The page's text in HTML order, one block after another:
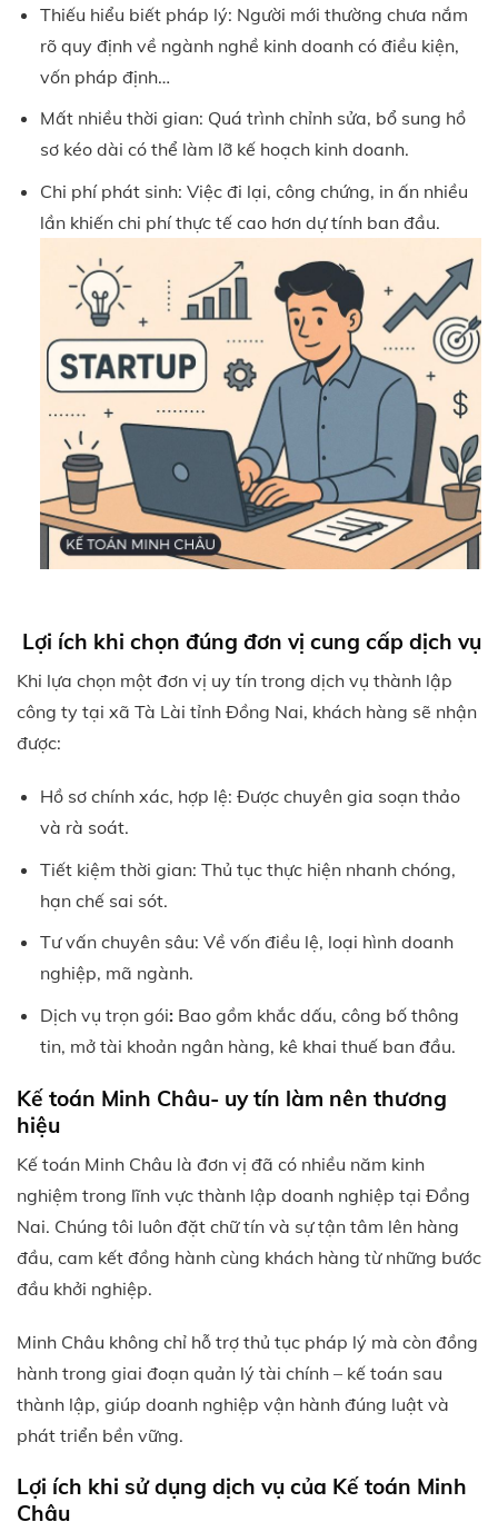
Thiếu hiểu biết pháp lý: Người mới thường chưa nắm
rõ quy định về ngành nghề kinh doanh có điều kiện,
vốn pháp định…
Mất nhiều thời gian: Quá trình chỉnh sửa, bổ sung hồ
sơ kéo dài có thể làm lỡ kế hoạch kinh doanh.
Chi phí phát sinh: Việc đi lại, công chứng, in ấn nhiều
lần khiến chi phí thực tế cao hơn dự tính ban đầu.
Lợi ích khi chọn đúng đơn vị cung cấp dịch vụ
Khi lựa chọn một đơn vị uy tín trong dịch vụ thành lập
công ty tại xã Tà Lài tỉnh Đồng Nai, khách hàng sẽ nhận
được:
Hồ sơ chính xác, hợp lệ: Được chuyên gia soạn thảo
và rà soát.
Tiết kiệm thời gian: Thủ tục thực hiện nhanh chóng,
hạn chế sai sót.
Tư vấn chuyên sâu: Về vốn điều lệ, loại hình doanh
nghiệp, mã ngành.
Dịch vụ trọn gói:Bao gồm khắc dấu, công bố thông
tin, mở tài khoản ngân hàng, kê khai thuế ban đầu.
Kế toán Minh Châu- uy tín làm nên thương
hiệu
Kế toán Minh Châu là đơn vị đã có nhiều năm kinh
nghiệm trong lĩnh vực thành lập doanh nghiệp tại Đồng
Nai. Chúng tôi luôn đặt chữ tín và sự tận tâm lên hàng
đầu, cam kết đồng hành cùng khách hàng từ những bước
đầu khởi nghiệp.
Minh Châu không chỉ hỗ trợ thủ tục pháp lý mà còn đồng
hành trong giai đoạn quản lý tài chính – kế toán sau
thành lập, giúp doanh nghiệp vận hành đúng luật và
phát triển bền vững.
Lợi ích khi sử dụng dịch vụ của Kế toán Minh
Châu